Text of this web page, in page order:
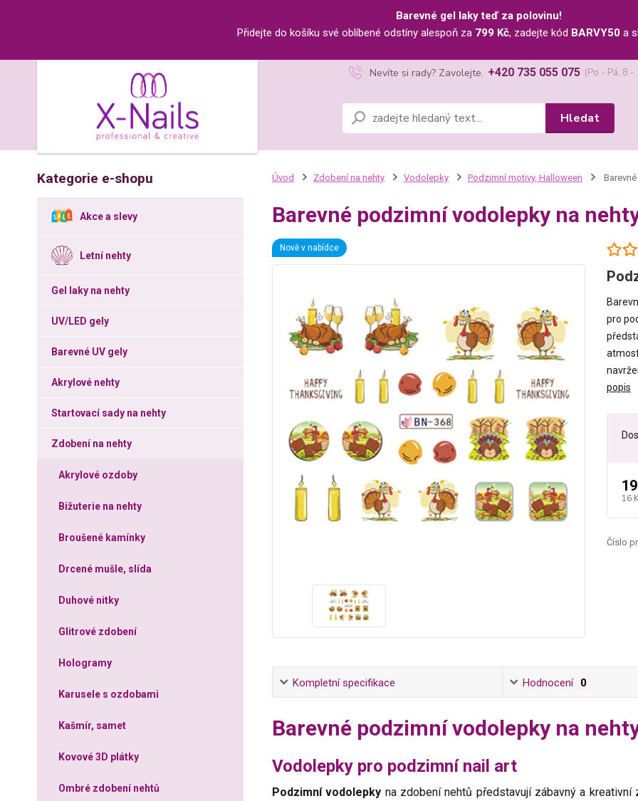
Barevné gel laky teď za polovinu!
Přidejte do košíku své oblíbené odstíny alespoň za 799 Kč, zadejte kód BARVY50 a
Hledat
Nevíte si rady? Zavolejte. +420 735 055 075 (Po - Pá, 8 -
Kategorie e-shopu
Akce a slevy
Letní nehty
Gel laky na nehty
UV/LED gely
Barevné UV gely
Akrylové nehty
Startovací sady na nehty
Zdobení na nehty
Akrylové ozdoby
Bižuterie na nehty
Broušené kamínky
Drcené mušle, slída
Duhové nitky
Glitrové zdobení
Hologramy
Karusele s ozdobami
Kašmír, samet
Kovové 3D plátky
Ombré zdobení nehtů
Úvod Zdobení na nehty Vodolepky Podzimní motivy, Halloween
Barevné podzimní vodolepky na
Nově v nabídce
pro
popis
16
Číslo
Kompletní specifikace Hodnocení 0
Barevné podzimní vodolepky na
Vodolepky pro podzimní nail art
Podzimní vodolepky na zdobení nehtů představují zábavný a